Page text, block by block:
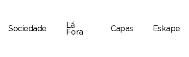
Sociedade
Lá
Fora
Capas Eskape